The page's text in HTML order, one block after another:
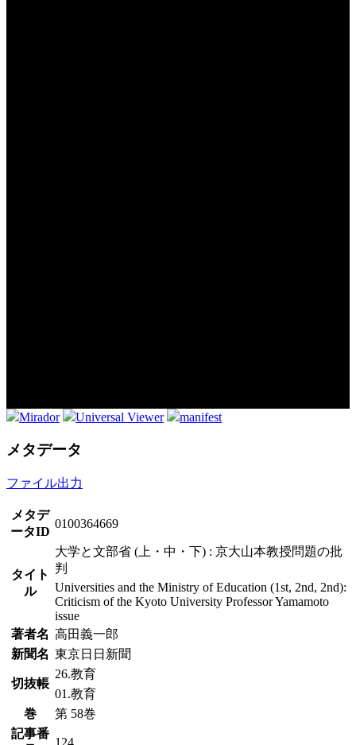
Mirador Universal Viewer manifest
メタデータ
ファイル出力
メタデ
ータID
0100364669
タイト
ル
大学と文部省 (上・中・下) : 京大山本教授問題の批
判
Universities and the Ministry of Education (1st, 2nd, 2nd):
Criticism of the Kyoto University Professor Yamamoto
issue
著者名 高田義一郎
新聞名 東京日日新聞
切抜帳
26.教育
01.教育
巻
第 58巻
記事番
124